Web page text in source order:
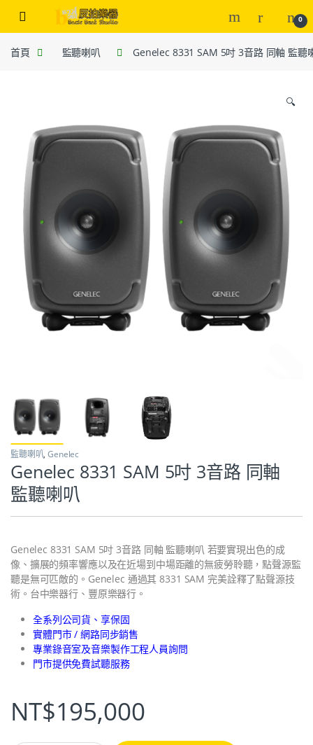
0
首頁 監聽喇叭 Genelec 8331 SAM 5吋 3音路 同軸 監聽
🔍
監聽喇叭,Genelec
Genelec 8331 SAM 5吋 3音路 同軸
監聽喇叭
Genelec 8331 SAM 5吋 3音路 同軸 監聽喇叭 若要實現出色的成
像、擴展的頻率響應以及在近場到中場距離的無疲勞聆聽，點聲源監
聽是無可匹敵的。Genelec 通過其 8331 SAM 完美詮釋了點聲源技
術。台中樂器行、豐原樂器行。
全系列公司貨、享保固
實體門市 / 網路同步銷售
專業錄音室及音樂製作工程人員詢問
門市提供免費試聽服務
NT$195,000